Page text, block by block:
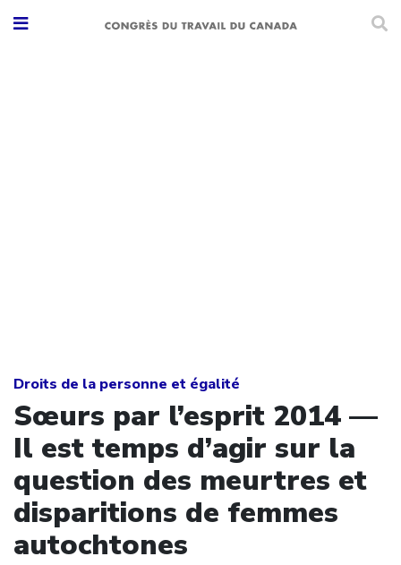
Droits de la personne et égalité
Sœurs par l’esprit 2014 —
Il est temps d’agir sur la
question des meurtres et
disparitions de femmes
autochtones